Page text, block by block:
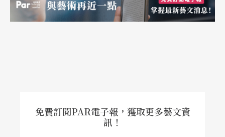
對他個人來說，記憶最深的是：「老大才剛出生，
的純粹是為了需要，譬如說教學、演奏、推展音樂
等等。而且我從來沒有靠作曲來維持過生活。」這
免費訂閱PAR電子報，獲取更多藝文資
訊！